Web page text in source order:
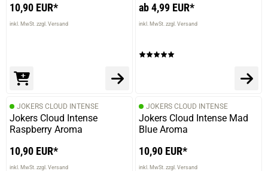
10,90 EUR*
inkl. MwSt. zzgl. Versand
ab 4,99 EUR*
inkl. MwSt. zzgl. Versand
JOKERS CLOUD INTENSE
Jokers Cloud Intense
Raspberry Aroma
10,90 EUR*
inkl. MwSt. zzgl. Versand
JOKERS CLOUD INTENSE
Jokers Cloud Intense Mad
Blue Aroma
10,90 EUR*
inkl. MwSt. zzgl. Versand